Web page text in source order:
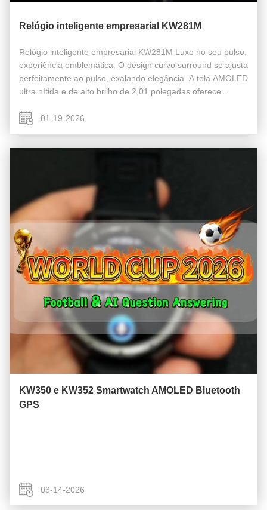
Relógio inteligente empresarial KW281M
Relógio inteligente empresarial KW281M Luxo no seu pulso,
experiência emblemática. O design curvo surround se ajusta
perfeitamente ao pulso, exalando elegância. A tela AMOLED
ultra nítida e de alto brilho de 2,01 polegadas oferece
din...
01-19-2026
KW350 e KW352 Smartwatch AMOLED Bluetooth
GPS
03-14-2026